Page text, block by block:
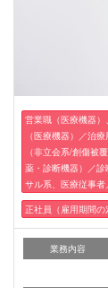
営業職（医療機器
（医療機器）／治
（非立会系/創傷被
薬・診断機器）／
サル系、医療従事者
正社員（雇用期間の
業務内容